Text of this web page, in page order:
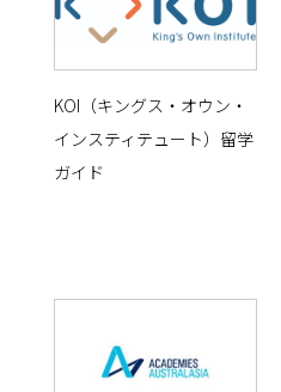
KOI（キングス・オウン・
インスティテュート）留学
ガイド